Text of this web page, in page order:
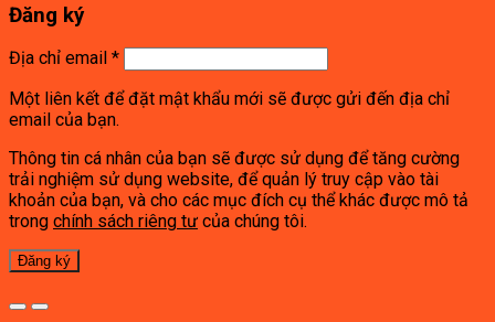
Đăng ký
Địa chỉ email *
Một liên kết để đặt mật khẩu mới sẽ được gửi đến địa chỉ
email của bạn.
Thông tin cá nhân của bạn sẽ được sử dụng để tăng cường
trải nghiệm sử dụng website, để quản lý truy cập vào tài
khoản của bạn, và cho các mục đích cụ thể khác được mô tả
trong chính sách riêng tư của chúng tôi.
Đăng ký